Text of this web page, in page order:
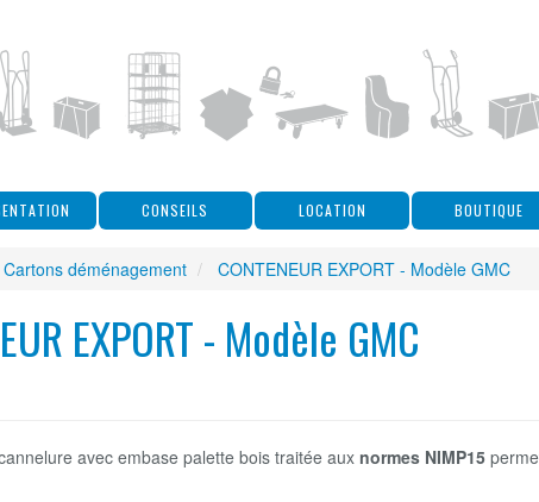
CONSEILS LOCATION BOUTIQUE
Cartons déménagement CONTENEUR EXPORT - Modèle GMC
EXPORT - Modèle GMC
avec embase palette bois traitée aux normes NIMP15